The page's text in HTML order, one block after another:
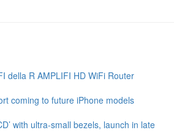
della R AMPLIFI HD WiFi Router
coming to future iPhone models
with ultra-small bezels, launch in late